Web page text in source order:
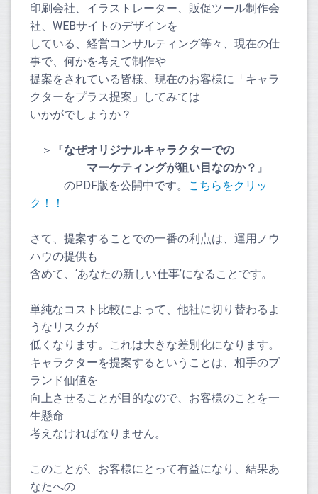
印刷会社、イラストレーター、販促ツール制作会
社、 WEBサイトのデザインを
している、経営コンサルティング等々、現在の仕
事で、何かを考えて制作や
提案をされている皆様、現在のお客様に「キャラ
クターをプラス提案」してみては
いかがでしょうか？
＞『なぜオリジナルキャラクターでの
マーケティングが狙い目なのか？ 』
のPDF版を公開中です。
こちらをクリッ
ク！！
さて、提案することでの一番の利点は、運用ノウ
ハウの提供も
含めて、‘あなたの新しい仕事’になることです。
単純なコスト比較によって、他社に切り替わるよ
うなリスクが
低くなります。これは大きな差別化になります。
キャラクターを提案するということは、相手のブ
ランド価値を
向上させることが目的なので、お客様のことを一
生懸命
考えなければなりません。
このことが、お客様にとって有益になり、結果あ
なたへの